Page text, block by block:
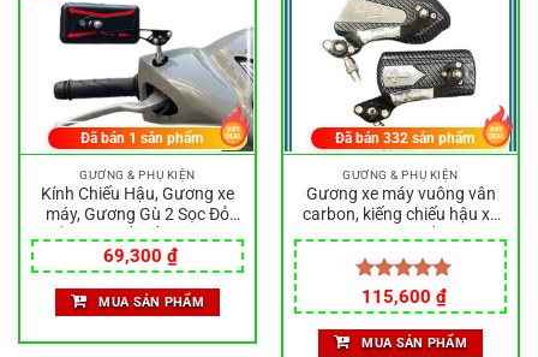
GƯƠNG & PHỤ KIỆN
Kính Chiếu Hậu, Gương xe
máy, Gương Gù 2 Sọc Đỏ
Máy – Chất liệu cao cấp-
Bền đẹp
Giá
gốc
là:
70,000 ₫.
69,300 ₫Giá
hiện
tại
là:
69,300 ₫.
Đã bán 1 sản phẩm
MUA SẢN PHẨM
GƯƠNG & PHỤ KIỆN
Gương xe máy vuông vân
carbon, kiếng chiếu hậu xe
thích mọi loại xe, kính chiếu
hậu
Được xếp
hạng5.00
5 sao
115,600 ₫
Đã bán332 sản phẩm
MUA SẢN PHẨM